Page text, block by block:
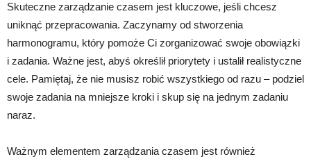
Skuteczne zarządzanie czasem jest kluczowe, jeśli chcesz
uniknąć przepracowania. Zaczynamy od stworzenia
harmonogramu, który pomoże Ci zorganizować swoje obowiązki
i zadania. Ważne jest, abyś określił priorytety i ustalił realistyczne
cele. Pamiętaj, że nie musisz robić wszystkiego od razu – podziel
swoje zadania na mniejsze kroki i skup się na jednym zadaniu
naraz.
Ważnym elementem zarządzania czasem jest również